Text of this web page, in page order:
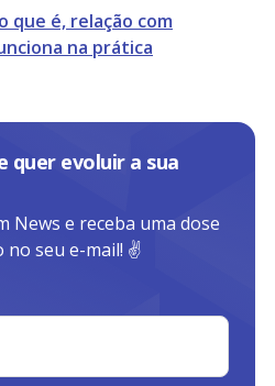
que é, relação com
na prática
quer evoluir a sua
News e receba uma dose
no seu e-mail! ✌️